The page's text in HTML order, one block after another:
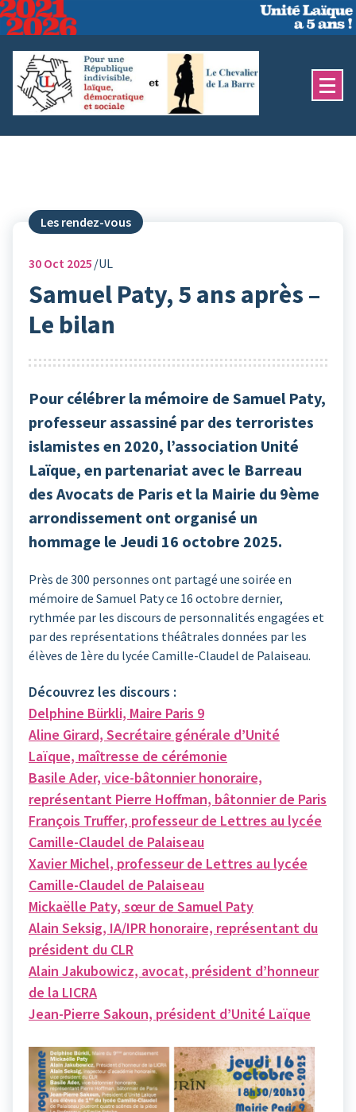
Aller
au
contenu
Les rendez-vous
30 Oct 2025 UL
Samuel Paty, 5 ans après –
Le bilan
Pour célébrer la mémoire de Samuel Paty,
professeur assassiné par des terroristes
islamistes en 2020, l’association Unité
Laïque, en partenariat avec le Barreau
des Avocats de Paris et la Mairie du 9ème
arrondissement ont organisé un
hommage le Jeudi 16 octobre 2025.
Près de 300 personnes ont partagé une soirée en
mémoire de Samuel Paty ce 16 octobre dernier,
rythmée par les discours de personnalités engagées et
par des représentations théâtrales données par les
élèves de 1ère du lycée Camille-Claudel de Palaiseau.
Découvrez les discours :
Delphine Bürkli, Maire Paris 9
Aline Girard, Secrétaire générale d’Unité
Laïque, maîtresse de cérémonie
Basile Ader, vice-bâtonnier honoraire,
représentant Pierre Hoffman, bâtonnier de Paris
François Truffer, professeur de Lettres au lycée
Camille-Claudel de Palaiseau
Xavier Michel, professeur de Lettres au lycée
Camille-Claudel de Palaiseau
Mickaëlle Paty, sœur de Samuel Paty
Alain Seksig, IA/IPR honoraire, représentant du
président du CLR
Alain Jakubowicz, avocat, président d’honneur
de la LICRA
Jean-Pierre Sakoun, président d’Unité Laïque